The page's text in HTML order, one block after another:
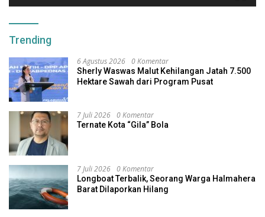
Trending
6 Agustus 2026 0 Komentar
Sherly Waswas Malut Kehilangan Jatah 7.500
Hektare Sawah dari Program Pusat
7 Juli 2026 0 Komentar
Ternate Kota “Gila” Bola
7 Juli 2026 0 Komentar
Longboat Terbalik, Seorang Warga Halmahera
Barat Dilaporkan Hilang